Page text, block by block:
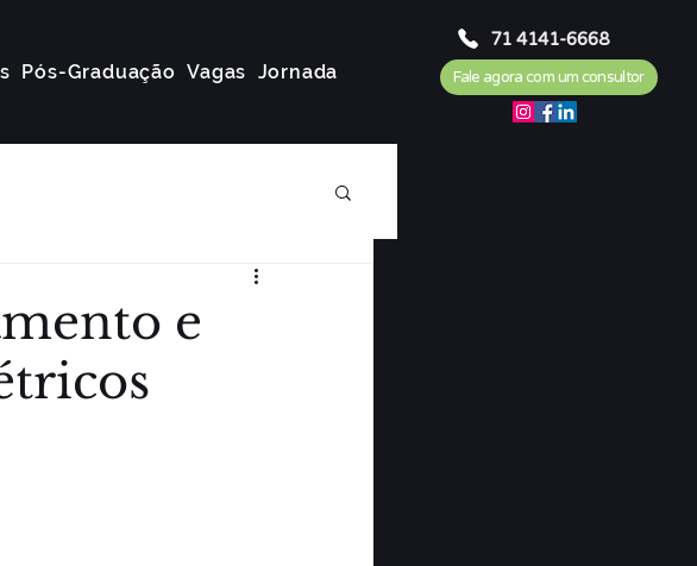
Pós-Graduação Vagas Jornada
71 4141-6668
Fale agora com um consultor
e